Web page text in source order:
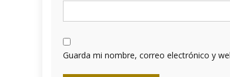
Guarda mi nombre, correo electrónico y